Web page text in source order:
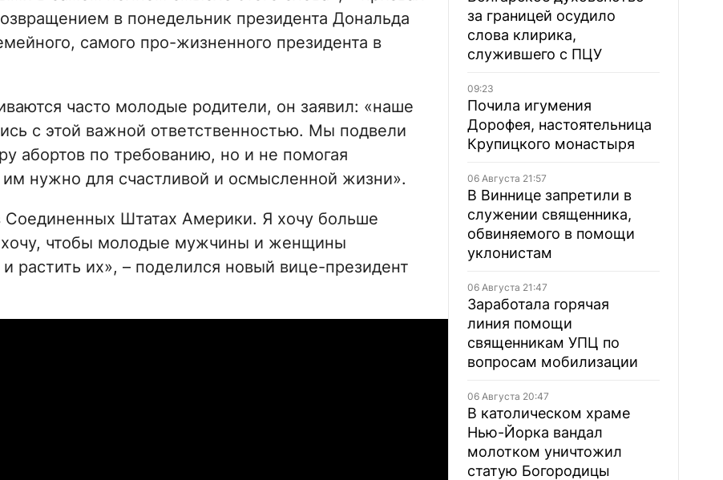
в понедельник президента Дональда
самого про-жизненного президента в
часто молодые родители, он заявил: «наше
с этой важной ответственностью. Мы подвели
абортов по требованию, но и не помогая
нужно для счастливой и осмысленной жизни».
Штатах Америки. Я хочу больше
хочу, чтобы молодые мужчины и женщины
растить их», – поделился новый вице-президент
за границей осудило
слова клирика,
служившего с ПЦУ
09:23
Почила игумения
Дорофея, настоятельница
Крупицкого монастыря
06 Августа 21:57
В Виннице запретили в
служении священника,
обвиняемого в помощи
уклонистам
06 Августа 21:47
Заработала горячая
линия помощи
священникам УПЦ по
вопросам мобилизации
06 Августа 20:47
В католическом храме
Нью-Йорка вандал
молотком уничтожил
статую Богородицы